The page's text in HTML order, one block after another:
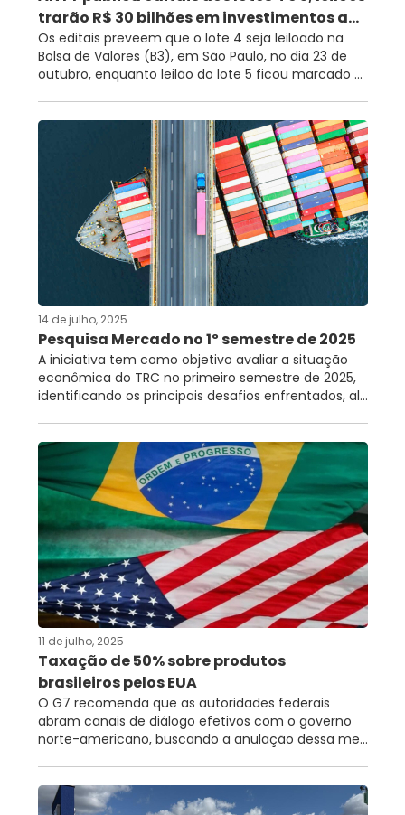
trarão R$ 30 bilhões em investimentos a...
Os editais preveem que o lote 4 seja leiloado na
Bolsa de Valores (B3), em São Paulo, no dia 23 de
outubro, enquanto leilão do lote 5 ficou marcado ...
14 de julho, 2025
Pesquisa Mercado no 1º semestre de 2025
A iniciativa tem como objetivo avaliar a situação
econômica do TRC no primeiro semestre de 2025,
identificando os principais desafios enfrentados, al...
11 de julho, 2025
Taxação de 50% sobre produtos
brasileiros pelos EUA
O G7 recomenda que as autoridades federais
abram canais de diálogo efetivos com o governo
norte-americano, buscando a anulação dessa me...